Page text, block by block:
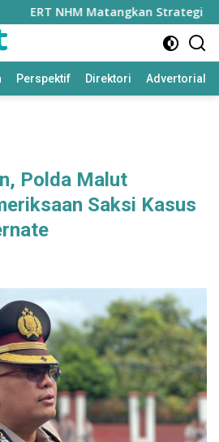
ERT NHM Matangkan Strategi
Perspektif Direktori Advertorial
Polda Malut
Saksi Kasus